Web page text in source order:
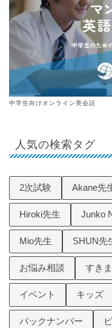
中学生向けオンライン英会話
人気の検索タグ
2次試験 Akane先
Hiroki先生 Junko
Mio先生 SHUN先
お悩み相談 すき
イベント キッズ
バックナンバー